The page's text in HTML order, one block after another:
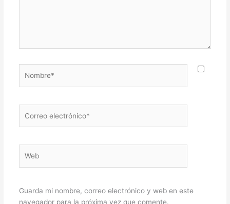
electrónico*
Guarda mi nombre, correo electrónico y web en este
navegador para la próxima vez que comente.